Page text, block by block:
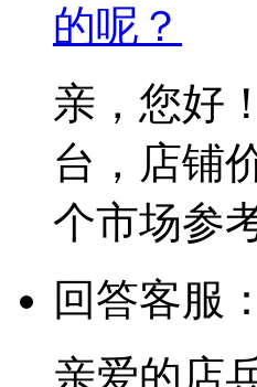
的呢？
亲，您好
台，店铺
个市场参
回答客服
亲爱的店